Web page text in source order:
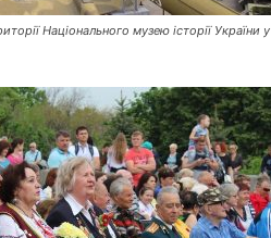
Національного музею історії України у